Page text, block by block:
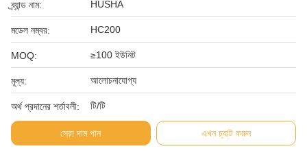
ব্র্যান্ড নাম: HUSHA
মডেল নম্বর: HC200
MOQ: ≥100 ইউনিট
মূল্য: আলোচনাযোগ্য
অর্থ প্রদানের শর্তাবলী: টি/টি
সেরা দাম পান এখন চ্যাট করুন